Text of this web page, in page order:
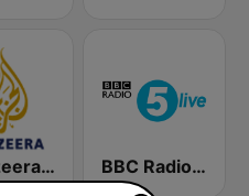
Al Jazeera English (قناة الجزيرة) BBC Radio 5 live